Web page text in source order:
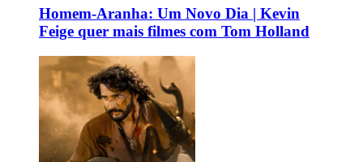
Homem-Aranha: Um Novo Dia | Kevin
Feige quer mais filmes com Tom Holland